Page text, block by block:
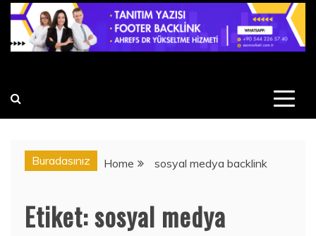
Buradasınız Home sosyal medya backlink
Etiket:sosyal medya